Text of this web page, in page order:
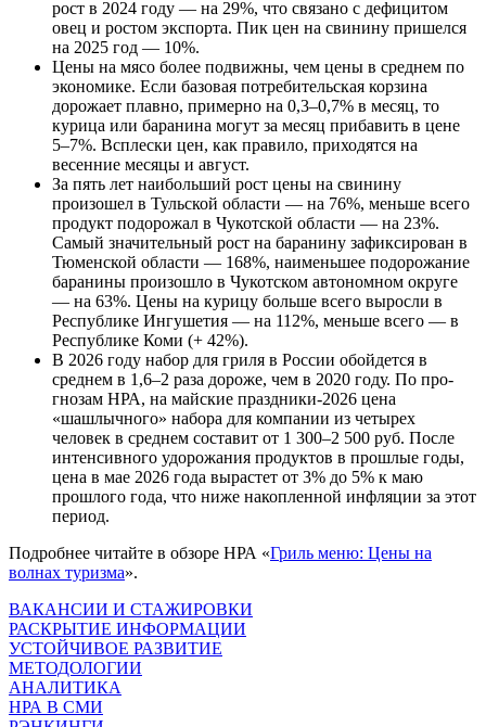
рост в 2024 году — на 29%, что связано с дефицитом
овец и ростом экспорта. Пик цен на свинину пришелся
на 2025 год — 10%.
Цены на мясо более подвижны, чем цены в среднем по
экономике. Если базовая потребительская корзина
дорожает плавно, примерно на 0,3–0,7% в месяц, то
курица или баранина могут за месяц прибавить в цене
5–7%. Всплески цен, как правило, приходятся на
весенние месяцы и август.
За пять лет наибольший рост цены на свинину
произошел в Тульской области — на 76%, меньше всего
продукт подорожал в Чукотской области — на 23%.
Самый значительный рост на баранину зафиксирован в
Тюменской области — 168%, наименьшее подорожание
баранины произошло в Чукотском автономном округе
— на 63%. Цены на курицу больше всего выросли в
Республике Ингушетия — на 112%, меньше всего — в
Республике Коми (+ 42%).
В 2026 году набор для гриля в России обойдется в
среднем в 1,6–2 раза дороже, чем в 2020 году. По про­
гнозам НРА, на майские праздники-2026 цена
«шашлычного» набора для компании из четырех
человек в среднем составит от 1 300–2 500 руб. После
интенсивного удорожания продуктов в прошлые годы,
цена в мае 2026 года вырастет от 3% до 5% к маю
прошлого года, что ниже накопленной инфляции за этот
период.
Подробнее читайте в обзоре НРА «Гриль меню: Цены на
волнах туризма».
ВАКАНСИИ И СТАЖИРОВКИ
РАСКРЫТИЕ ИНФОРМАЦИИ
УСТОЙЧИВОЕ РАЗВИТИЕ
МЕТОДОЛОГИИ
АНАЛИТИКА
НРА В СМИ